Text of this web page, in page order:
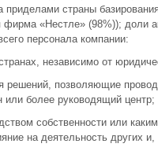
страны
«Нестле» (98%)); доли
персонала компании:
независимо от
позволяющие
более руководящий центр;
собственности или
на деятельность других